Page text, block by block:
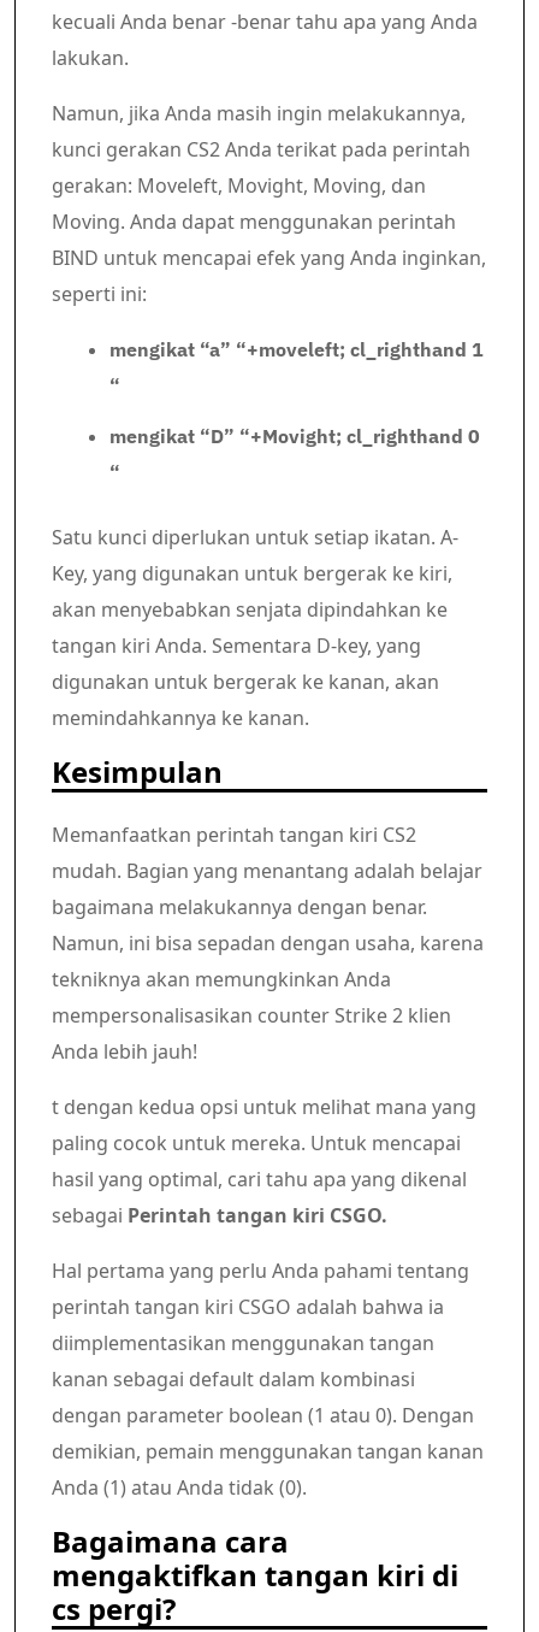
kecuali Anda benar -benar tahu apa yang Anda
lakukan.
Namun, jika Anda masih ingin melakukannya,
kunci gerakan CS2 Anda terikat pada perintah
gerakan: Moveleft, Movight, Moving, dan
Moving. Anda dapat menggunakan perintah
BIND untuk mencapai efek yang Anda inginkan,
seperti ini:
mengikat “a” “+moveleft; cl_righthand 1
“
mengikat “D” “+Movight; cl_righthand 0
“
Satu kunci diperlukan untuk setiap ikatan. A-
Key, yang digunakan untuk bergerak ke kiri,
akan menyebabkan senjata dipindahkan ke
tangan kiri Anda. Sementara D-key, yang
digunakan untuk bergerak ke kanan, akan
memindahkannya ke kanan.
Kesimpulan
Memanfaatkan perintah tangan kiri CS2
mudah. Bagian yang menantang adalah belajar
bagaimana melakukannya dengan benar.
Namun, ini bisa sepadan dengan usaha, karena
tekniknya akan memungkinkan Anda
mempersonalisasikan counter Strike 2 klien
Anda lebih jauh!
t dengan kedua opsi untuk melihat mana yang
paling cocok untuk mereka. Untuk mencapai
hasil yang optimal, cari tahu apa yang dikenal
sebagai Perintah tangan kiri CSGO.
Hal pertama yang perlu Anda pahami tentang
perintah tangan kiri CSGO adalah bahwa ia
diimplementasikan menggunakan tangan
kanan sebagai default dalam kombinasi
dengan parameter boolean (1 atau 0). Dengan
demikian, pemain menggunakan tangan kanan
Anda (1) atau Anda tidak (0).
Bagaimana cara
mengaktifkan tangan kiri di
cs pergi?